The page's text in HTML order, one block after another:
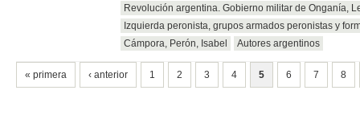
Revolución argentina. Gobierno militar de Onganía,
Izquierda peronista, grupos armados peronistas y
Cámpora, Perón, Isabel
Autores argentinos
PÁGINAS
« primera ‹ anterior 1 2 3 4 5 6 7 8